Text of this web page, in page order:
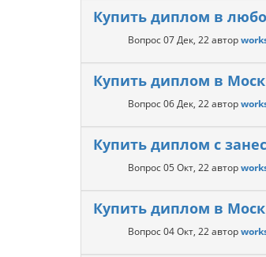
Купить диплом в
Вопрос07 Дек, 22автор
Купить диплом в
Вопрос06 Дек, 22автор
Купить диплом с
Вопрос05 Окт, 22автор
Купить диплом в
Вопрос04 Окт, 22автор